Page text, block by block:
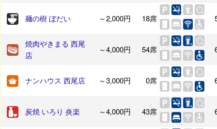
麺の樹 ぼだい ～2,000円 18席
焼肉やきまる 西尾
店
～4,000円 54席
ナンハウス 西尾店 ～3,000円 0席
炭焼 いろり 炎楽 ～4,000円 43席